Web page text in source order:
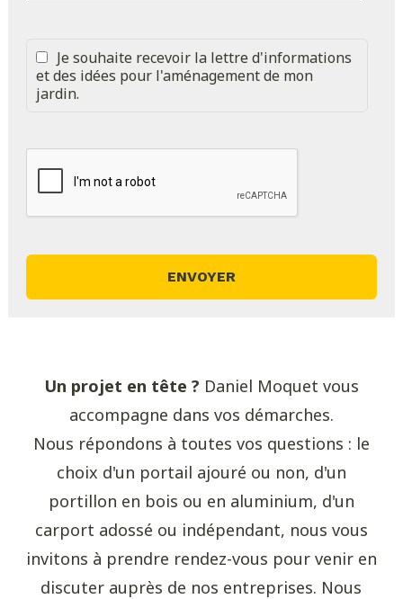
Je souhaite recevoir la lettre d'informations
et des idées pour l'aménagement de mon
jardin.
Un projet en tête ? Daniel Moquet vous
accompagne dans vos démarches.
Nous répondons à toutes vos questions : le
choix d'un portail ajouré ou non, d'un
portillon en bois ou en aluminium, d'un
carport adossé ou indépendant, nous vous
invitons à prendre rendez-vous pour venir en
discuter auprès de nos entreprises. Nous